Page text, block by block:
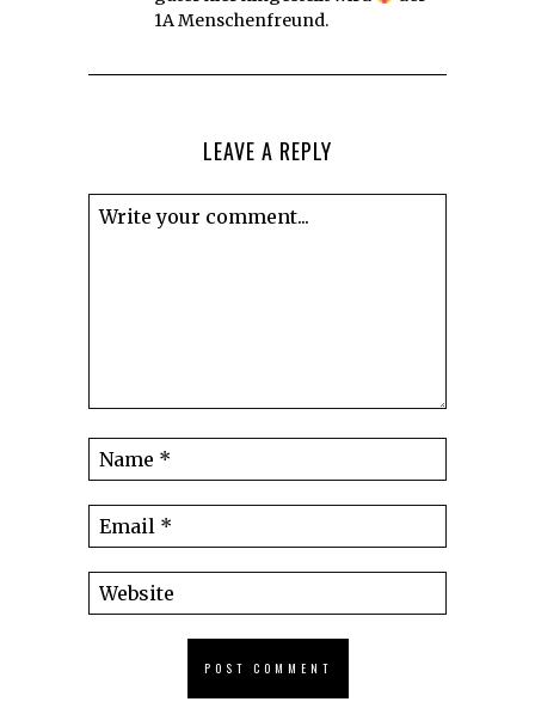
1A Menschenfreund.
LEAVE A REPLY